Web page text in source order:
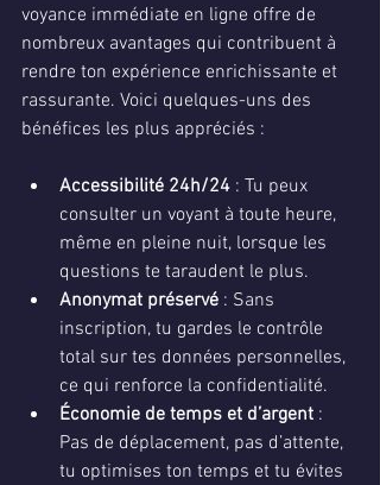
voyance immédiate en ligne offre de
nombreux avantages qui contribuent à
rendre ton expérience enrichissante et
rassurante. Voici quelques-uns des
bénéfices les plus appréciés :
Accessibilité 24h/24 : Tu peux
consulter un voyant à toute heure,
même en pleine nuit, lorsque les
questions te taraudent le plus.
Anonymat préservé : Sans
inscription, tu gardes le contrôle
total sur tes données personnelles,
ce qui renforce la confidentialité.
Économie de temps et d’argent :
Pas de déplacement, pas d’attente,
tu optimises ton temps et tu évites